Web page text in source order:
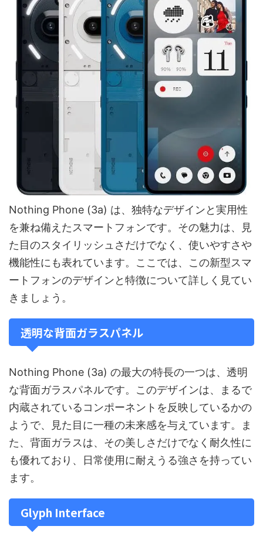
Nothing Phone (3a) は、独特なデザインと実用性
を兼ね備えたスマートフォンです。その魅力は、見
た目のスタイリッシュさだけでなく、使いやすさや
機能性にも表れています。ここでは、この新型スマ
ートフォンのデザインと特徴について詳しく見てい
きましょう。
透明な背面ガラスパネル
Nothing Phone (3a) の最大の特長の一つは、透明
な背面ガラスパネルです。このデザインは、まるで
内蔵されているコンポーネントを反映しているかの
ようで、見た目に一種の未来感を与えています。ま
た、背面ガラスは、その美しさだけでなく耐久性に
も優れており、日常使用に耐えうる強さを持ってい
ます。
Glyph Interface